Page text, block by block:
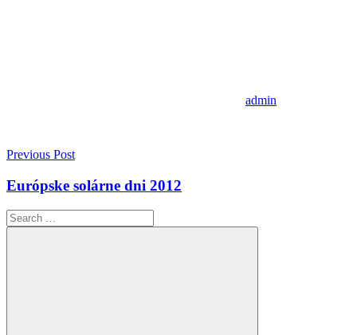
admin
Navigácia
v
článku
Previous Post
Európske solárne dni 2012
Search
for: